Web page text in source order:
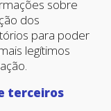
sobre
dos
para poder
legítimos
terceiros